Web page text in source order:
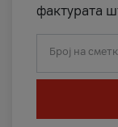
фактурата
Број на